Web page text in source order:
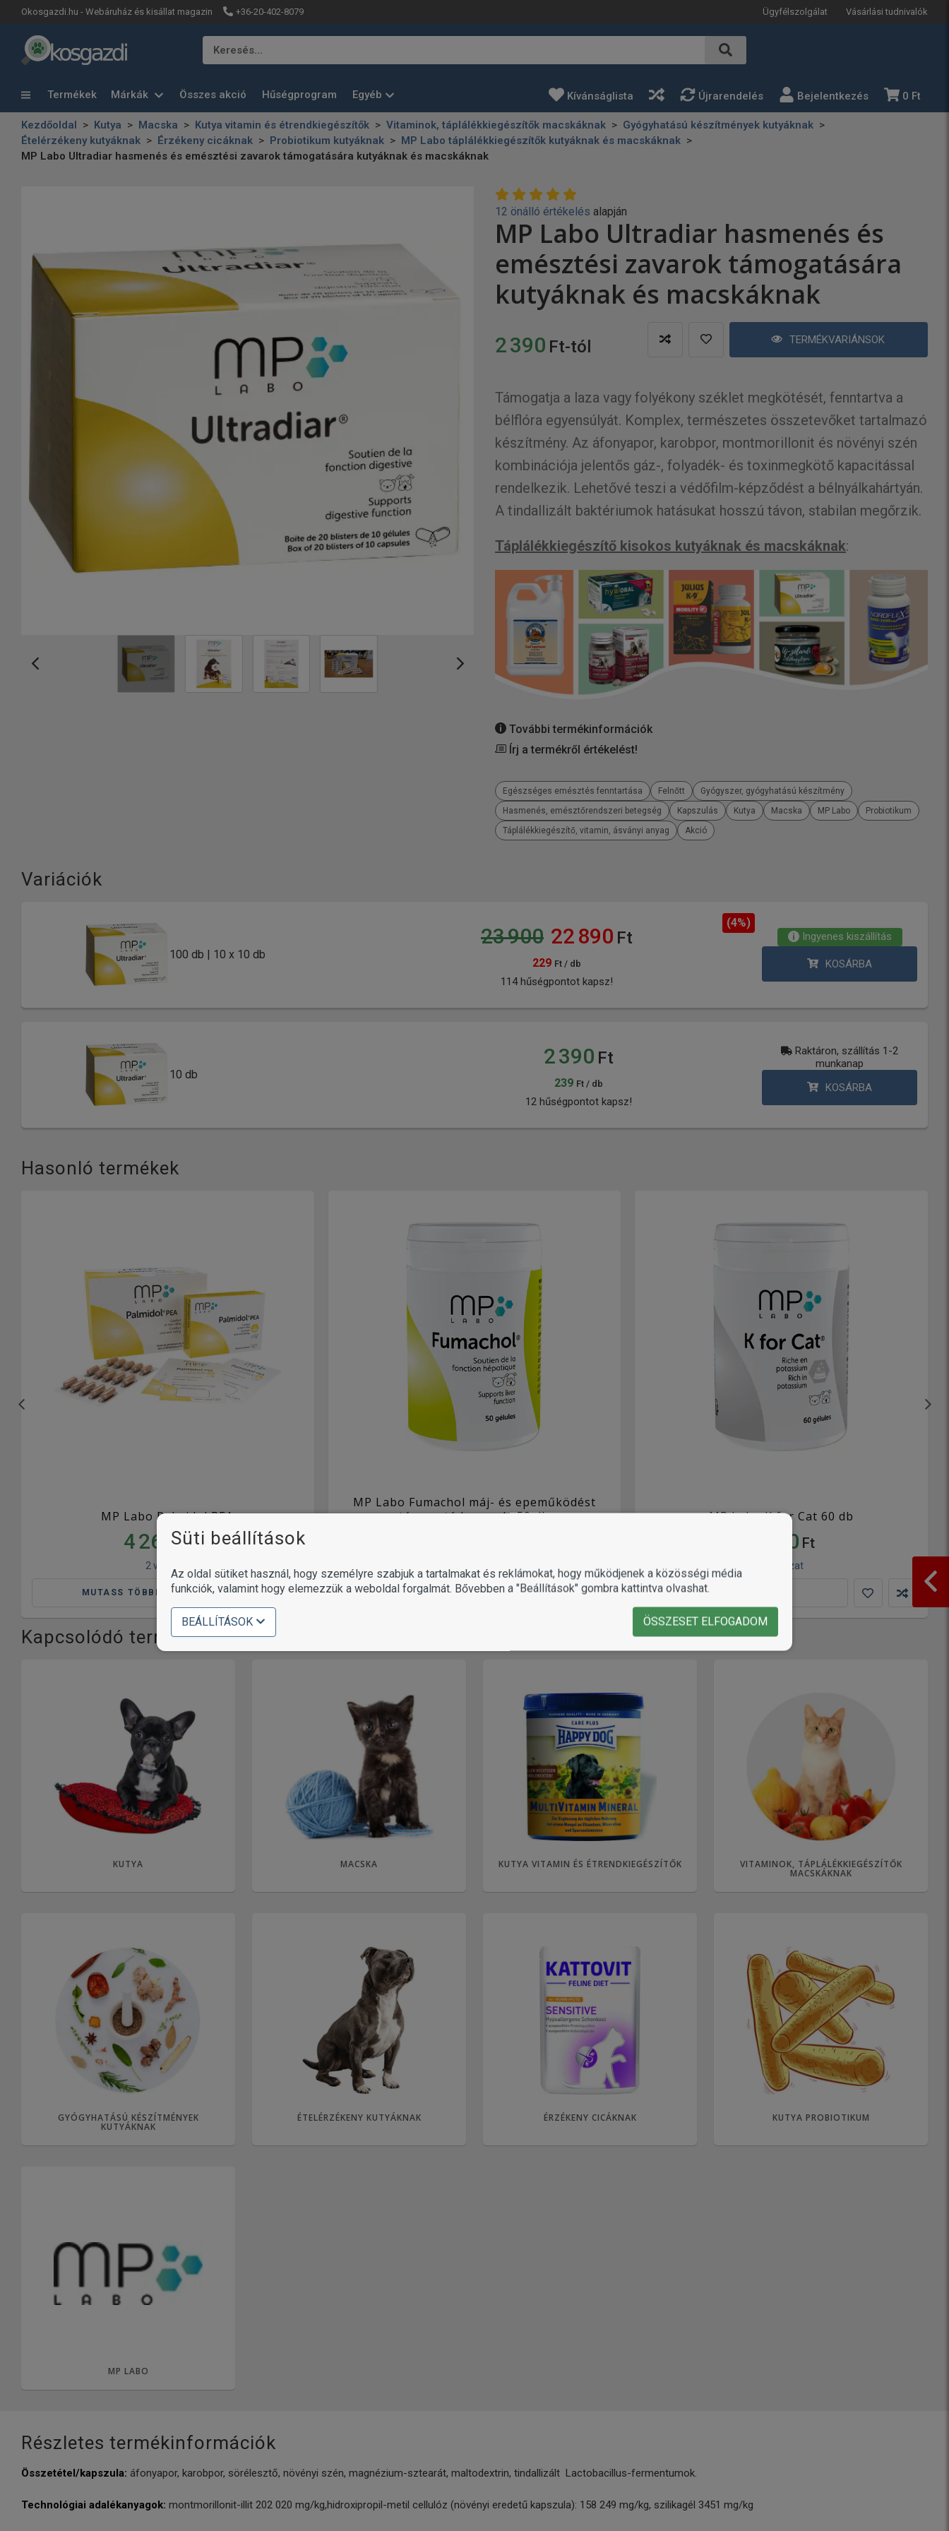
Okosgazdi.hu - Webáruház és kisállat magazin +36-20-402-8079 Ügyfélszolgálat Vásárlási tudnivalók
Keresés…
Termékek Márkák Összes akció Hűségprogram Egyéb Kívánságlista Újrarendelés Bejelentkezés 0 Ft
Kezdőoldal Kutya Macska Kutya vitamin és étrendkiegészítők Vitaminok, táplálékkiegészítők macskáknak
Gyógyhatású készítmények kutyáknak
Ételérzékeny kutyáknak
Érzékeny cicáknak Probiotikum kutyáknak
MP Labo táplálékkiegészítők kutyáknak és macskáknak
MP Labo Ultradiar hasmenés és emésztési zavarok támogatására kutyáknak és macskáknak
12 önálló értékelés alapján
MP Labo Ultradiar hasmenés és
emésztési zavarok támogatására
kutyáknak és macskáknak
2 390 Ft-tól TERMÉKVARIÁNSOK
Támogatja a laza vagy folyékony széklet megkötését, fenntartva a
bélflóra egyensúlyát. Komplex, természetes összetevőket tartalmazó
készítmény. Az áfonyapor, karobpor, montmorillonit és növényi szén
kombinációja jelentős gáz-, folyadék- és toxinmegkötő kapacitással
rendelkezik. Lehetővé teszi a védőfilm-képződést a bélnyálkahártyán.
A tindallizált baktériumok hatásukat hosszú távon, stabilan megőrzik.
Táplálékkiegészítő kisokos kutyáknak és macskáknak:
További termékinformációk
Írj a termékről értékelést!
Egészséges emésztés fenntartása Felnőtt
Gyógyszer, gyógyhatású készítmény
Hasmenés, emésztőrendszeri betegség
Kapszulás Kutya Macska MP Labo
Probiotikum
Táplálékkiegészítő, vitamin, ásványi anyag
Akció
Variációk
100 db | 10 x 10 db
(4%)
23 900 22 890 Ft
229 Ft / db
114 hűségpontot kapsz!
Ingyenes kiszállítás
KOSÁRBA
10 db
2 390 Ft
239 Ft / db
12 hűségpontot kapsz!
Raktáron, szállítás 1-2
munkanap
KOSÁRBA
Hasonló termékek
MP Labo Palmidol PEA
4 265Ft-tól
2 változat
MUTASS TÖBBET
MP Labo Fumachol máj- és epeműködést
támogató kapszula 50 db
KOSÁRBA
MP Labo K for Cat 60 db
7 990 Ft
1 változat
Kapcsolódó termékkategóriák
KUTYA MACSKA KUTYA VITAMIN ÉS ÉTRENDKIEGÉSZÍTŐK VITAMINOK, TÁPLÁLÉKKIEGÉSZÍTŐK
MACSKÁKNAK
GYÓGYHATÁSÚ KÉSZÍTMÉNYEK
KUTYÁKNAK
ÉTELÉRZÉKENY KUTYÁKNAK ÉRZÉKENY CICÁKNAK KUTYA PROBIOTIKUM
MP LABO
Részletes termékinformációk
Összetétel/kapszula: áfonyapor, karobpor, sörélesztő, növényi szén, magnézium-sztearát, maltodextrin, tindallizált Lactobacillus-fermentumok.
Technológiai adalékanyagok: montmorillonit-illit 202 020 mg/kg,hidroxipropil-metil cellulóz (növényi eredetű kapszula): 158 249 mg/kg, szilikagél 3451 mg/kg
Süti beállítások
Az oldal sütiket használ, hogy személyre szabjuk a tartalmakat és reklámokat, hogy működjenek a közösségi média
funkciók, valamint hogy elemezzük a weboldal forgalmát. Bővebben a "Beállítások" gombra kattintva olvashat.
BEÁLLÍTÁSOK ÖSSZESET ELFOGADOM